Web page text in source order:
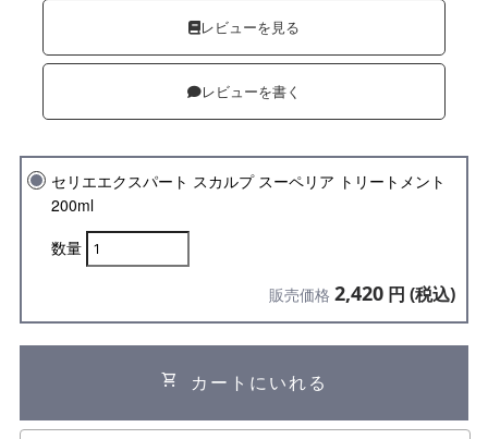
レビューを見る
レビューを書く
セリエエクスパート スカルプ スーペリア トリートメント
200ml
数量
販売価格 2,420 円 (税込)
shopping_cart カートにいれる